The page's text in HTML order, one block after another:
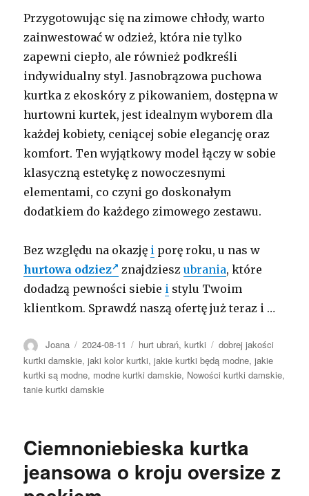
Przygotowując się na zimowe chłody, warto
zainwestować w odzież, która nie tylko
zapewni ciepło, ale również podkreśli
indywidualny styl. Jasnobrązowa puchowa
kurtka z ekoskóry z pikowaniem, dostępna w
hurtowni kurtek, jest idealnym wyborem dla
każdej kobiety, ceniącej sobie elegancję oraz
komfort. Ten wyjątkowy model łączy w sobie
klasyczną estetykę z nowoczesnymi
elementami, co czyni go doskonałym
dodatkiem do każdego zimowego zestawu.
Bez względu na okazję i porę roku, u nas w
hurtowa odziez
znajdzieszubrania, które
dodadzą pewności siebie i stylu Twoim
klientkom. Sprawdź naszą ofertę już teraz i …
Autor
Joana Opublikowano
2024-08-11 Kategorie
hurt ubrań,kurtki Tagi
dobrej jakości
kurtki damskie,jaki kolor kurtki,jakie kurtki będą modne,jakie
kurtki są modne, modne kurtki damskie, Nowości kurtki damskie,
tanie kurtki damskie
Ciemnoniebieska kurtka
jeansowa o kroju oversize z